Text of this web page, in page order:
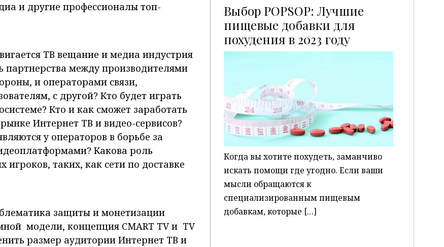
и другие профессионалы топ-
ТВ вещание и медиа индустрия
между производителями
и операторами связи,
с другой? Кто будет играть
Кто и как сможет заработать
Интернет ТВ и видео-сервисов?
у операторов в борьбе за
Какова роль
таких, как сети по доставке
защиты и монетизации
модели, концепция CMART TV и TV
размер аудитории Интернет ТВ и
Выбор POPSOP: Лучшие
пищевые добавки для
похудения в 2023 году
P
Когда вы хотите похудеть, заманчиво
искать помощи где угодно. Если ваши
мысли обращаются к
специализированным пищевым
добавкам, которые […]